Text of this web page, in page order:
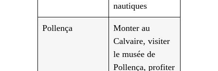
nautiques
Pollença
Monter au
Calvaire, visiter
le musée de
Pollença, profiter